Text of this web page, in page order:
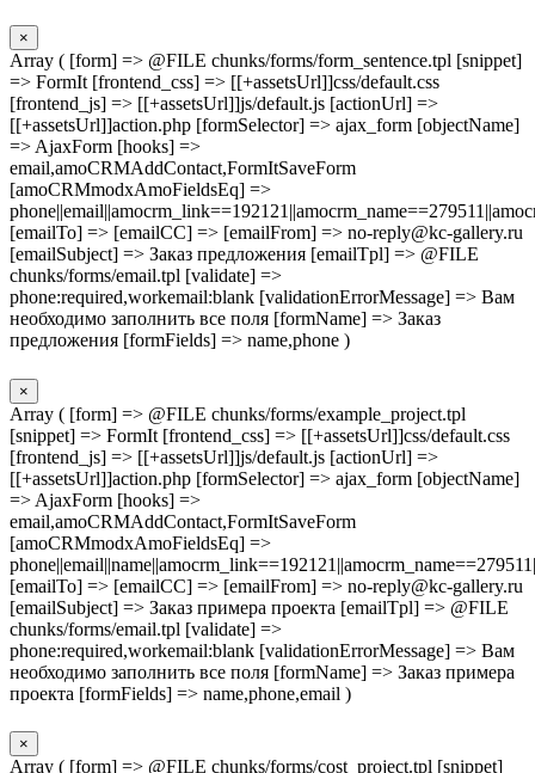
×
Array ( [form] => @FILE chunks/forms/form_sentence.tpl [snippet]
=> FormIt [frontend_css] => [[+assetsUrl]]css/default.css
[frontend_js] => [[+assetsUrl]]js/default.js [actionUrl] =>
[[+assetsUrl]]action.php [formSelector] => ajax_form [objectName]
=> AjaxForm [hooks] =>
email,amoCRMAddContact,FormItSaveForm
[amoCRMmodxAmoFieldsEq] =>
[emailTo] => [emailCC] => [emailFrom] => no-reply@kc-gallery.ru
[emailSubject] => Заказ предложения [emailTpl] => @FILE
chunks/forms/email.tpl [validate] =>
phone:required,workemail:blank [validationErrorMessage] => Вам
необходимо заполнить все поля [formName] => Заказ
предложения [formFields] => name,phone )
×
Array ( [form] => @FILE chunks/forms/example_project.tpl
[snippet] => FormIt [frontend_css] => [[+assetsUrl]]css/default.css
[frontend_js] => [[+assetsUrl]]js/default.js [actionUrl] =>
[[+assetsUrl]]action.php [formSelector] => ajax_form [objectName]
=> AjaxForm [hooks] =>
email,amoCRMAddContact,FormItSaveForm
[amoCRMmodxAmoFieldsEq] =>
[emailTo] => [emailCC] => [emailFrom] => no-reply@kc-gallery.ru
[emailSubject] => Заказ примера проекта [emailTpl] => @FILE
chunks/forms/email.tpl [validate] =>
phone:required,workemail:blank [validationErrorMessage] => Вам
необходимо заполнить все поля [formName] => Заказ примера
проекта [formFields] => name,phone,email )
×
Array ( [form] => @FILE chunks/forms/cost_project.tpl [snippet]